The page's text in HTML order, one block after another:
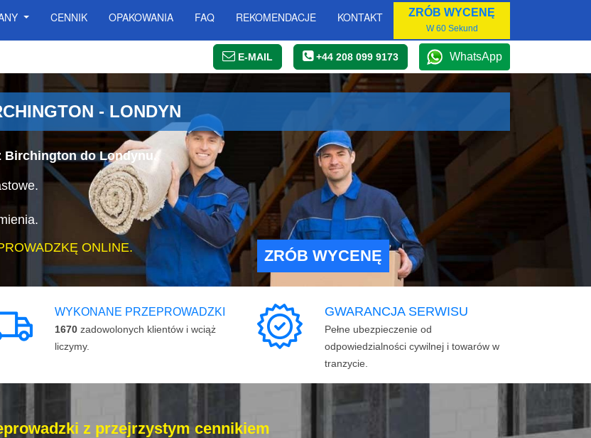
CENNIK OPAKOWANIA FAQ REKOMENDACJE KONTAKT ZRÓB WYCENĘ
W 60 Sekund
E-MAIL +44 208 099 9173 WhatsApp
- LONDYN
Birchington do Londynu.
ONLINE.
ZRÓB WYCENĘ
WYKONANE PRZEPROWADZKI
1670 zadowolonych klientów i wciąż
liczymy.
GWARANCJA SERWISU
Pełne ubezpieczenie od
odpowiedzialności cywilnej i towarów w
tranzycie.
z przejrzystym cennikiem